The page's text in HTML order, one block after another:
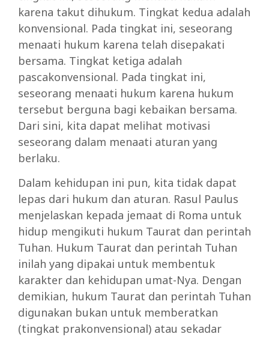
karena takut dihukum. Tingkat kedua adalah
konvensional. Pada tingkat ini, seseorang
menaati hukum karena telah disepakati
bersama. Tingkat ketiga adalah
pascakonvensional. Pada tingkat ini,
seseorang menaati hukum karena hukum
tersebut berguna bagi kebaikan bersama.
Dari sini, kita dapat melihat motivasi
seseorang dalam menaati aturan yang
berlaku.
Dalam kehidupan ini pun, kita tidak dapat
lepas dari hukum dan aturan. Rasul Paulus
menjelaskan kepada jemaat di Roma untuk
hidup mengikuti hukum Taurat dan perintah
Tuhan. Hukum Taurat dan perintah Tuhan
inilah yang dipakai untuk membentuk
karakter dan kehidupan umat-Nya. Dengan
demikian, hukum Taurat dan perintah Tuhan
digunakan bukan untuk memberatkan
(tingkat prakonvensional) atau sekadar